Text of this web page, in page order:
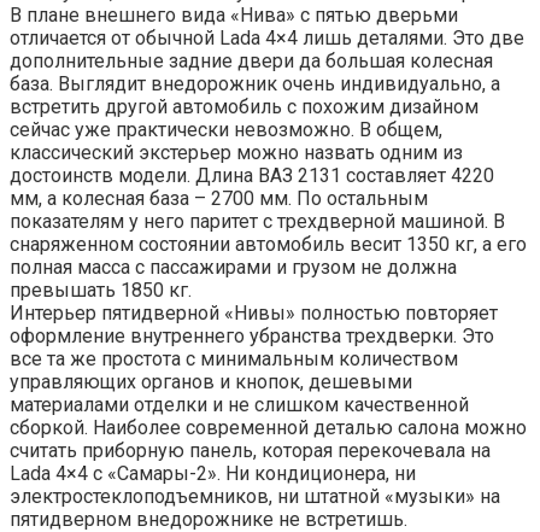
В плане внешнего вида «Нива» с пятью дверьми
отличается от обычной Lada 4×4 лишь деталями. Это две
дополнительные задние двери да большая колесная
база. Выглядит внедорожник очень индивидуально, а
встретить другой автомобиль с похожим дизайном
сейчас уже практически невозможно. В общем,
классический экстерьер можно назвать одним из
достоинств модели. Длина ВАЗ 2131 составляет 4220
мм, а колесная база – 2700 мм. По остальным
показателям у него паритет с трехдверной машиной. В
снаряженном состоянии автомобиль весит 1350 кг, а его
полная масса с пассажирами и грузом не должна
превышать 1850 кг.
Интерьер пятидверной «Нивы» полностью повторяет
оформление внутреннего убранства трехдверки. Это
все та же простота с минимальным количеством
управляющих органов и кнопок, дешевыми
материалами отделки и не слишком качественной
сборкой. Наиболее современной деталью салона можно
считать приборную панель, которая перекочевала на
Lada 4×4 с «Самары-2». Ни кондиционера, ни
электростеклоподъемников, ни штатной «музыки» на
пятидверном внедорожнике не встретишь.